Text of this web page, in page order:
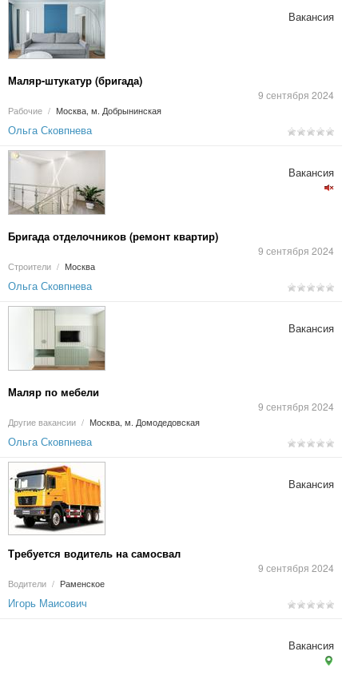
Маляр-штукатур (бригада)
9 сентября 2024
Рабочие / Москва, м. Добрынинская
Вакансия
Ольга Сковпнева
Бригада отделочников (ремонт квартир)
9 сентября 2024
Строители / Москва
Вакансия
Ольга Сковпнева
Маляр по мебели
9 сентября 2024
Другие вакансии / Москва, м. Домодедовская
Вакансия
Ольга Сковпнева
Требуется водитель на самосвал
9 сентября 2024
Водители / Раменское
Вакансия
Игорь Маисович
Вакансия